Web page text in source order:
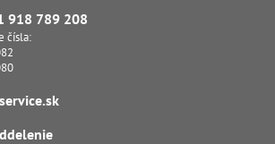
918 789 208
čísla: